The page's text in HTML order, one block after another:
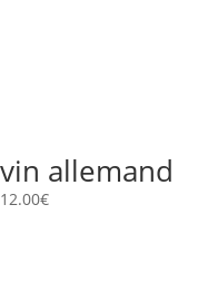
vin allemand
12.00€